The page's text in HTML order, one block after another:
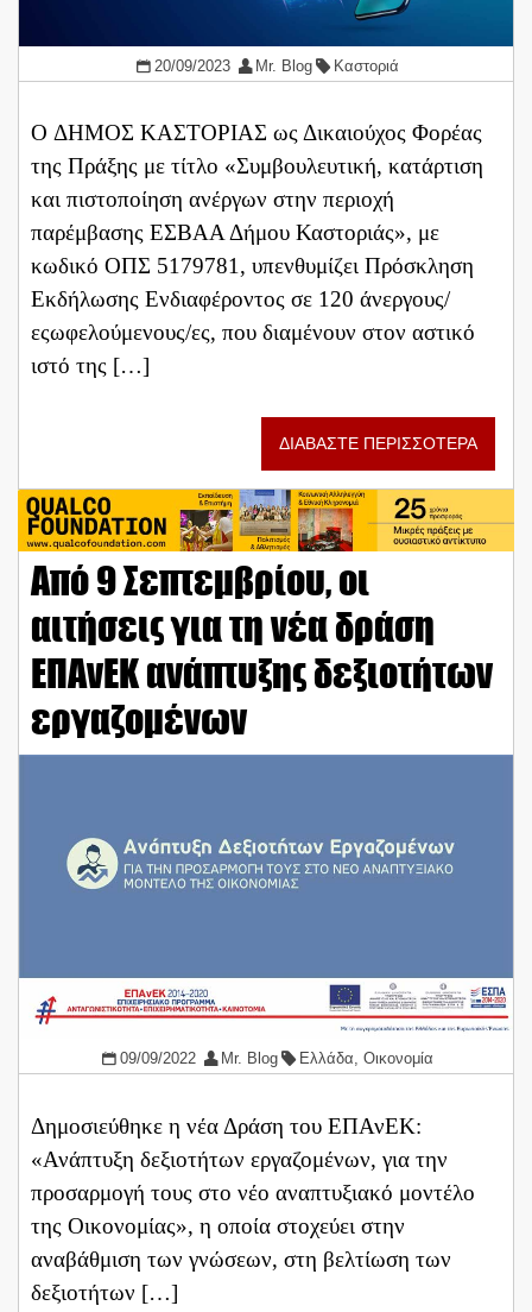
20/09/2023 Mr. Blog Καστοριά
Ο ΔΗΜΟΣ ΚΑΣΤΟΡΙΑΣ ως Δικαιούχος Φορέας
της Πράξης με τίτλο «Συμβουλευτική, κατάρτιση
και πιστοποίηση ανέργων στην περιοχή
παρέμβασης ΕΣΒΑΑ Δήμου Καστοριάς», με
κωδικό ΟΠΣ 5179781, υπενθυμίζει Πρόσκληση
Εκδήλωσης Ενδιαφέροντος σε 120 άνεργους/
εςωφελούμενους/ες, που διαμένουν στον αστικό
ιστό της […]
ΔΙΑΒΑΣΤΕ ΠΕΡΙΣΣΟΤΕΡΑ
Από 9 Σεπτεμβρίου, οι
αιτήσεις για τη νέα δράση
ΕΠΑνΕΚ ανάπτυξης δεξιοτήτων
εργαζομένων
09/09/2022 Mr. Blog Ελλάδα,Οικονομία
Δημοσιεύθηκε η νέα Δράση του ΕΠΑνΕΚ:
«Ανάπτυξη δεξιοτήτων εργαζομένων, για την
προσαρμογή τους στο νέο αναπτυξιακό μοντέλο
της Οικονομίας», η οποία στοχεύει στην
αναβάθμιση των γνώσεων, στη βελτίωση των
δεξιοτήτων […]